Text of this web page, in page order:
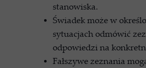
stanowiska.
Świadek może w
sytuacjach odmówić
odpowiedzi na
Fałszywe zeznania